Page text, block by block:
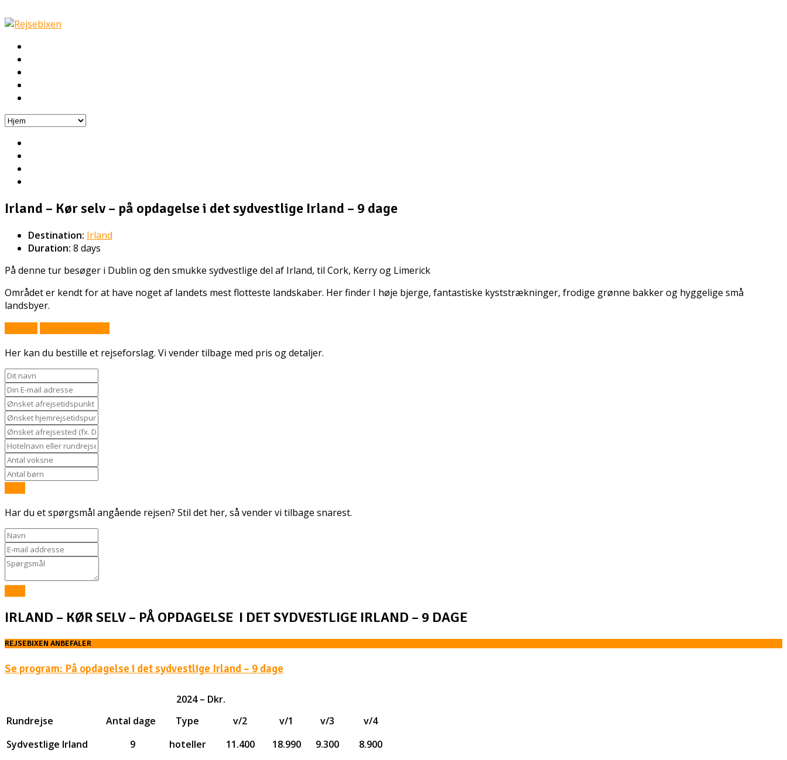
Irland – Kør selv – på opdagelse i det sydvestlige Irland – 9 dage
Destination: Irland
Duration: 8 days
På denne tur besøger i Dublin og den smukke sydvestlige del af Irland, til Cork, Kerry og Limerick
Området er kendt for at have noget af landets mest flotteste landskaber. Her finder I høje bjerge, fantastiske kyststrækninger, frodige grønne bakker og hyggelige små
landsbyer.
Her kan du bestille et rejseforslag. Vi vender tilbage med pris og detaljer.
Har du et spørgsmål angående rejsen? Stil det her, så vender vi tilbage snarest.
IRLAND – KØR SELV – PÅ OPDAGELSE I DET SYDVESTLIGE IRLAND – 9 DAGE
REJSEBIXEN ANBEFALER
Se program: På opdagelse i det sydvestlige Irland – 9 dage
2024 – Dkr.
Rundrejse
Antal dage Type v/2 v/1 v/3
v/4
Sydvestlige Irland
9 hoteller 11.400 18.990 9.300
8.900